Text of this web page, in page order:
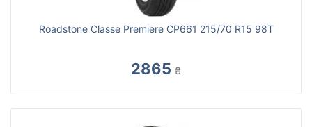
Roadstone Classe Premiere CP661 215/70 R15 98T
2865 ₴